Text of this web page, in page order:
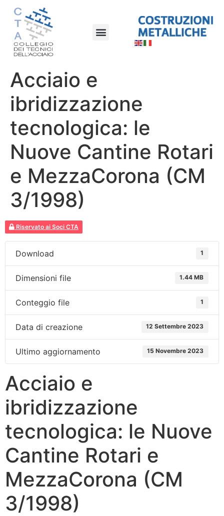
Acciaio e
ibridizzazione
tecnologica: le
Nuove Cantine Rotari
e MezzaCorona (CM
3/1998)
Riservato ai Soci CTA
Download 1
Dimensioni file 1.44 MB
Conteggio file 1
Data di creazione 12 Settembre 2023
Ultimo aggiornamento 15 Novembre 2023
Acciaio e
ibridizzazione
tecnologica: le Nuove
Cantine Rotari e
MezzaCorona (CM
3/1998)